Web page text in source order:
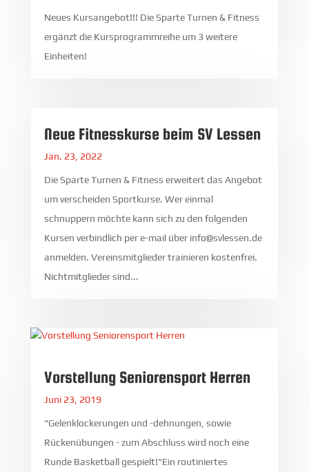
Neues Kursangebot!!! Die Sparte Turnen & Fitness
ergänzt die Kursprogrammreihe um 3 weitere
Einheiten!
Neue Fitnesskurse beim SV Lessen
Jan. 23, 2022
Die Sparte Turnen & Fitness erweitert das Angebot
um verscheiden Sportkurse. Wer einmal
schnuppern möchte kann sich zu den folgenden
Kursen verbindlich per e-mail über info@svlessen.de
anmelden. Vereinsmitglieder trainieren kostenfrei.
Nichtmitglieder sind...
Vorstellung Seniorensport Herren
Juni 23, 2019
"Gelenklockerungen und -dehnungen, sowie
Rückenübungen - zum Abschluss wird noch eine
Runde Basketball gespielt!"Ein routiniertes